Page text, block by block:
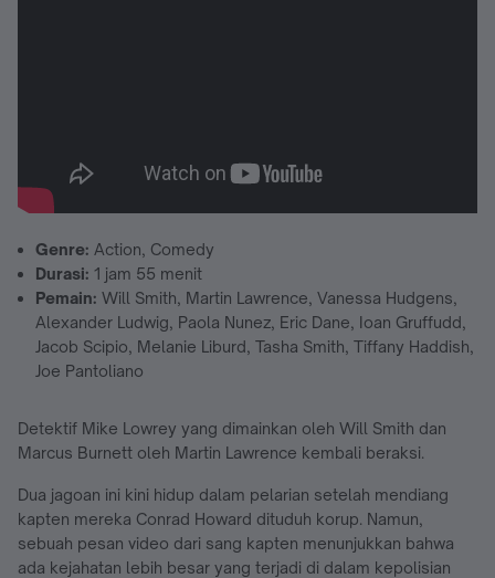
Genre: Action, Comedy
Durasi: 1 jam 55 menit
Pemain: Will Smith, Martin Lawrence, Vanessa Hudgens,
Alexander Ludwig, Paola Nunez, Eric Dane, Ioan Gruffudd,
Jacob Scipio, Melanie Liburd, Tasha Smith, Tiffany Haddish,
Joe Pantoliano
Detektif Mike Lowrey yang dimainkan oleh Will Smith dan
Marcus Burnett oleh Martin Lawrence kembali beraksi.
Dua jagoan ini kini hidup dalam pelarian setelah mendiang
kapten mereka Conrad Howard dituduh korup. Namun,
sebuah pesan video dari sang kapten menunjukkan bahwa
ada kejahatan lebih besar yang terjadi di dalam kepolisian